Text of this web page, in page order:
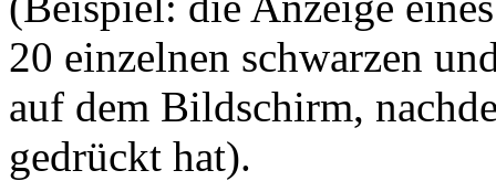
20 einzelnen schwarzen
auf dem Bildschirm,
gedrückt hat).